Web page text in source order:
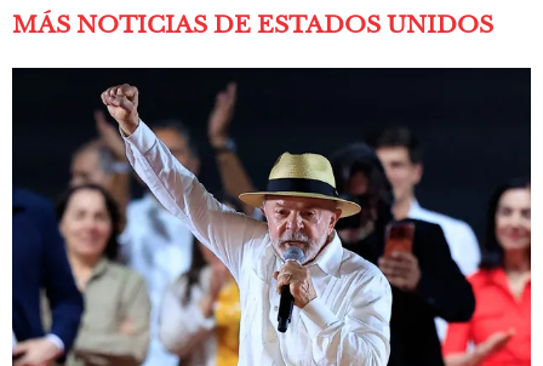
MÁS NOTICIAS DE ESTADOS UNIDOS